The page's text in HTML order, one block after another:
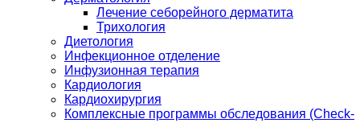
Лечение себорейного дерматита
Трихология
Диетология
Инфекционное отделение
Инфузионная терапия
Кардиология
Кардиохирургия
Комплексные программы обследования (Check-